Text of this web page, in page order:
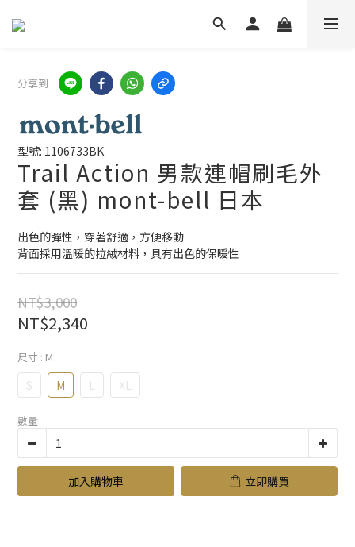
分享到
型號: 1106733BK
Trail Action 男款連帽刷毛外
套 (黑) mont-bell 日本
出色的彈性，穿著舒適，方便移動
背面採用溫暖的拉絨材料，具有出色的保暖性
NT$3,000
NT$2,340
尺寸 : M
S M L XL
數量
加入購物車 立即購買